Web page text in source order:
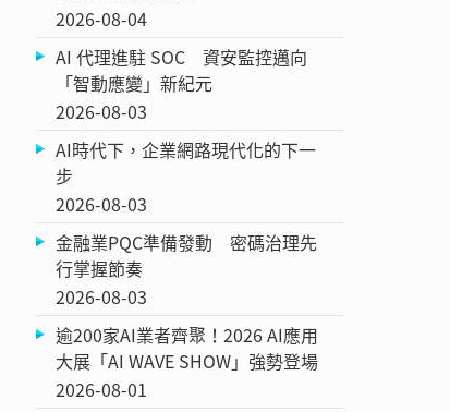
2026-08-04
AI 代理進駐 SOC 資安監控邁向
「智動應變」新紀元
2026-08-03
AI時代下，企業網路現代化的下一
步
2026-08-03
金融業PQC準備發動 密碼治理先
行掌握節奏
2026-08-03
逾200家AI業者齊聚！2026 AI應用
大展「AI WAVE SHOW」強勢登場
2026-08-01